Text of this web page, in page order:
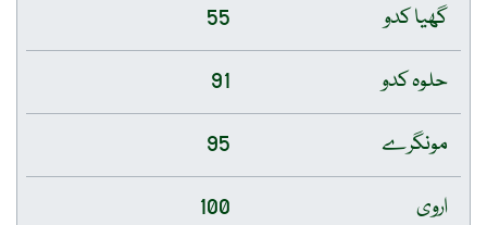
گھیا کدو
55
حلوہ کدو
91
مونگرے
95
اروی
100